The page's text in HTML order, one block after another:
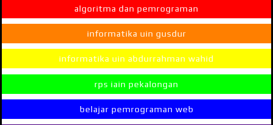
algoritma dan pemrograman
informatika uin gusdur
informatika uin abdurrahman wahid
rps iain pekalongan
belajar pemrograman web